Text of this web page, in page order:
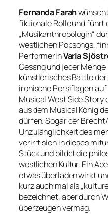
Fernanda Farah
fiktionale Rolle und führt
„Musikanthropologin“
westlichen Popsongs,
PerformerinVaria
Gesang und jeder
künstlerisches Battle
ironische Persiflagen
MusicalWest Side Story
aus dem MusicalKönig
dürfen. Sogar der
Unzulänglichkeit des
verirrt sich in dieses
Stück und bildet die
westlichen Kultur. Ein
etwas überladen wirkt
kurz auch mal als
bezeichnet, aber durch
überzeugen vermag.